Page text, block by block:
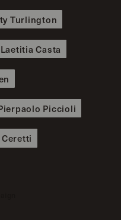
Turlington
Laetitia Casta
Piccioli